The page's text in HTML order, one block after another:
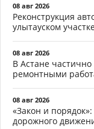
08 авг 2026
Реконструкция
улытауском
08 авг 2026
В Астане
ремонтными
08 авг 2026
«Закон и
дорожного